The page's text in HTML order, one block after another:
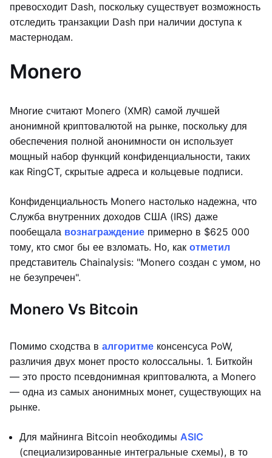
превосходит Dash, поскольку существует возможность
отследить транзакции Dash при наличии доступа к
мастернодам.
Monero
Многие считают Monero (XMR) самой лучшей
анонимной криптовалютой на рынке, поскольку для
обеспечения полной анонимности он использует
мощный набор функций конфиденциальности, таких
как RingCT, скрытые адреса и кольцевые подписи.
Конфиденциальность Monero настолько надежна, что
Служба внутренних доходов США (IRS) даже
пообещала вознаграждение примерно в $625 000
тому, кто смог бы ее взломать. Но, как отметил
представитель Chainalysis: "Monero создан с умом, но
не безупречен".
Monero Vs Bitcoin
Помимо сходства в алгоритме консенсуса PoW,
различия двух монет просто колоссальны. 1. Биткойн
— это просто псевдонимная криптовалюта, а Monero
— одна из самых анонимных монет, существующих на
рынке.
Для майнинга Bitcoin необходимы ASIC
(специализированные интегральные схемы), в то